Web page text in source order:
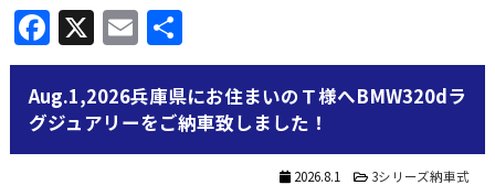
Facebook
X Email
共
有
Aug.1,2026兵庫県にお住まいのＴ様へBMW320dラ
グジュアリーをご納車致しました！
2026.8.1 3シリーズ納車式